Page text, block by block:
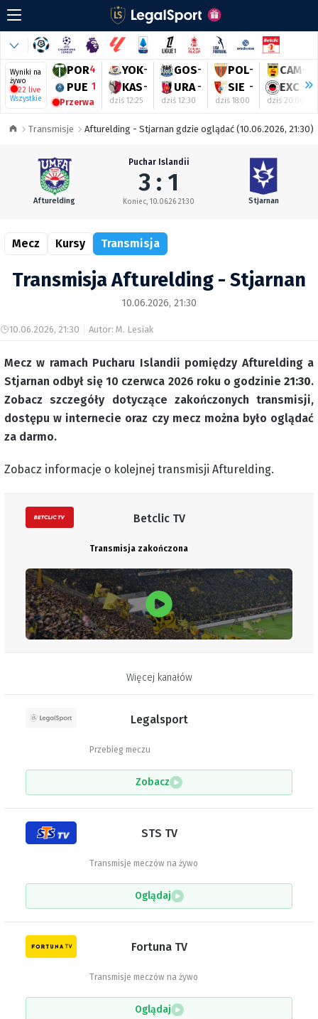
Wyniki na
żywo
22 live
Wszystkie
POR4
PUE 1
Przerwa
YOK-
KAS-
dziś 12:25
GOS-
URA -
dziś 12:30
POL-
SIE -
dziś 18:00
CAM-
EXC -
dziś 20:00
Transmisje Afturelding - Stjarnan gdzie oglądać (10.06.2026, 21:30)
Afturelding
Puchar Islandii
3 : 1
Koniec, 10.06.26 21:30 Stjarnan
Mecz Kursy Transmisja
Transmisja Afturelding - Stjarnan
10.06.2026, 21:30
10.06.2026, 21:30 Autor: M. Lesiak
Mecz w ramach Pucharu Islandii pomiędzy Afturelding a
Stjarnan odbył się 10 czerwca 2026 roku o godzinie 21:30.
Zobacz szczegóły dotyczące zakończonych transmisji,
dostępu w internecie oraz czy mecz można było oglądać
za darmo.
Zobacz informacje o kolejnej transmisji Afturelding.
Betclic TV
Transmisja zakończona
Więcej kanałów
Legalsport
Przebieg meczu
Zobacz
STS TV
Transmisje meczów na żywo
Oglądaj
Fortuna TV
Transmisje meczów na żywo
Oglądaj